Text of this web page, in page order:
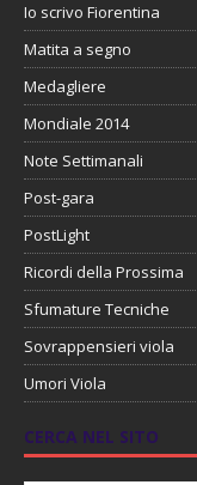
Io scrivo Fiorentina
Matita a segno
Medagliere
Mondiale 2014
Note Settimanali
Post-gara
PostLight
Ricordi della Prossima
Sfumature Tecniche
Sovrappensieri viola
Umori Viola
CERCA NEL SITO